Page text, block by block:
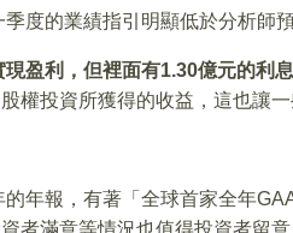
度的業績指引明顯低於分析師預
盈利，但裡面有1.30億元的利
權投資所獲得的收益，這也讓
年報，有著「全球首家全年
者滿意等情況也值得投資者留意